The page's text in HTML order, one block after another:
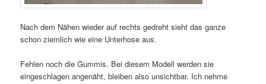
Nach dem Nähen wieder auf rechts gedreht sieht das ganze
schon ziemlich wie eine Unterhose aus.
Fehlen noch die Gummis. Bei diesem Modell werden sie
eingeschlagen angenäht, bleiben also unsichtbar. Ich nehme